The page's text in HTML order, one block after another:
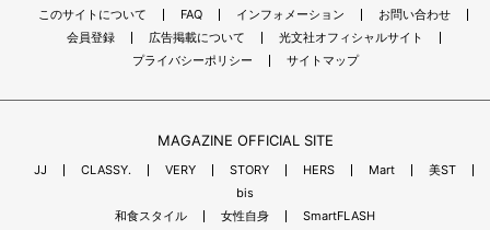
このサイトについて FAQ インフォメーション
お問い合わせ
会員登録
広告掲載について
光文社オフィシャルサイト
プライバシーポリシー
サイトマップ
MAGAZINE OFFICIAL SITE
JJ CLASSY. VERY STORY HERS Mart
美ST
bis
和食スタイル
女性自身
SmartFLASH